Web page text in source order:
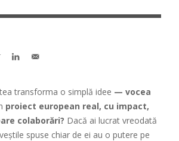
transforma o simplă idee — vocea
proiect european real, cu impact,
colaborări? Dacă ai lucrat vreodată
spuse chiar de ei au o putere pe